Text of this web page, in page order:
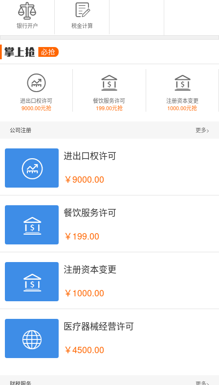

银行开户

税金计算

进出口权许可
9000.00元抢

餐饮服务许可
199.00元抢

注册资本变更
1000.00元抢
公司注册 更多>

进出口权许可
￥9000.00

餐饮服务许可
￥199.00

注册资本变更
￥1000.00

医疗器械经营许可
￥4500.00